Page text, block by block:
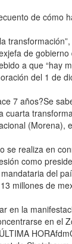
de cómo
de
a que “hay
del 1 de
7 años?Se
cuarta
se realiza en
como
del
millones de
en la
en el